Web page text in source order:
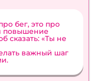
бег, это про
повышение
сказать: «Ты не
важный шаг